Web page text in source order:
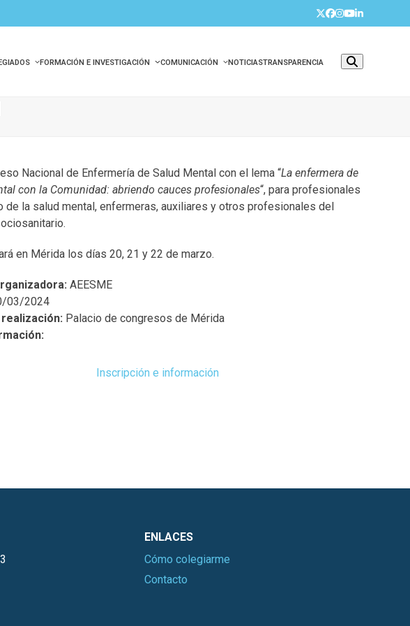
Twitter
Facebook
Instagram
YouTube
LinkedIn
FORMACIÓN E INVESTIGACIÓN COMUNICACIÓN NOTICIASTRANSPARENCIA
Nacional de Enfermería de Salud Mental con el lema “La enfermera de
con la Comunidad: abriendo cauces profesionales“, para profesionales
de la salud mental, enfermeras, auxiliares y otros profesionales del
en Mérida los días 20, 21 y 22 de marzo.
AEESME
03/2024
Palacio de congresos de Mérida
Inscripción e información
ENLACES
Cómo colegiarme
Contacto